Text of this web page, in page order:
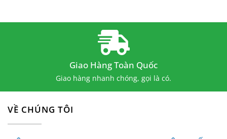
Giao Hàng Toàn Quốc
Giao hàng nhanh chóng, gọi là có.
VỀ CHÚNG TÔI